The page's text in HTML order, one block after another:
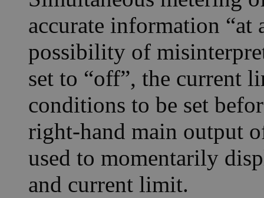
accurate information “at
possibility of
set to “off”, the current
conditions to be set
right-hand main output
used to momentarily
and current limit.